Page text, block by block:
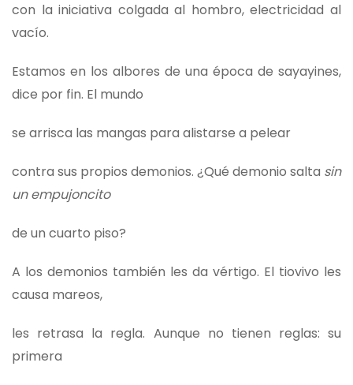
con la iniciativa colgada al hombro, electricidad al
vacío.
Estamos en los albores de una época de sayayines,
dice por fin. El mundo
se arrisca las mangas para alistarse a pelear
contra sus propios demonios. ¿Qué demonio salta sin
un empujoncito
de un cuarto piso?
A los demonios también les da vértigo. El tiovivo les
causa mareos,
les retrasa la regla. Aunque no tienen reglas: su
primera